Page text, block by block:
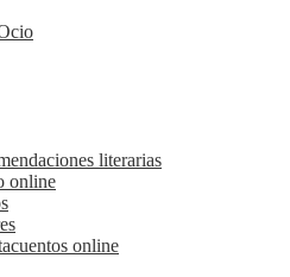
literarias
online
online